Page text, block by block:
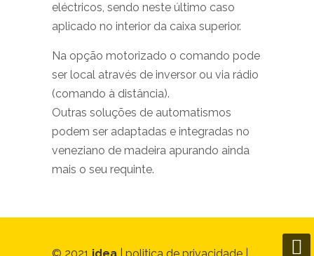
eléctricos, sendo neste último caso
aplicado no interior da caixa superior.
Na opção motorizado o comando pode
ser local através de inversor ou via rádio
(comando à distância).
Outras soluções de automatismos
podem ser adaptadas e integradas no
veneziano de madeira apurando ainda
mais o seu requinte.